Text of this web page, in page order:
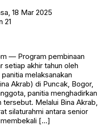
18 Mar 2025
21
— Program pembinaan
setiap akhir tahun oleh
panitia melaksanakan
Akrab) di Puncak, Bogor,
panitia menghadirkan
Melalui Bina Akrab,
silaturahmi antara senior
membekali […]